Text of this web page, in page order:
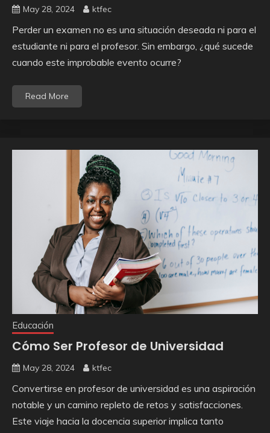
May 28, 2024 ktfec
Perder un examen no es una situación deseada ni para el
estudiante ni para el profesor. Sin embargo, ¿qué sucede
cuando este improbable evento ocurre?
Read More
Educación
Cómo Ser Profesor de Universidad
May 28, 2024 ktfec
Convertirse en profesor de universidad es una aspiración
notable y un camino repleto de retos y satisfacciones.
Este viaje hacia la docencia superior implica tanto